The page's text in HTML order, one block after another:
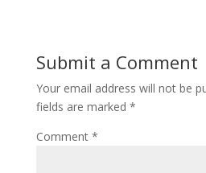
Submit a Comment
Your email address will not be
fields are marked *
Comment *